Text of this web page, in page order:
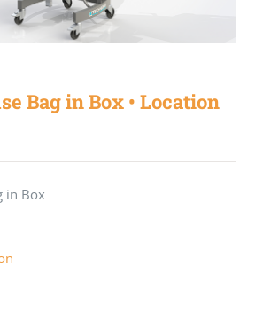
Bag in Box • Location
in Box